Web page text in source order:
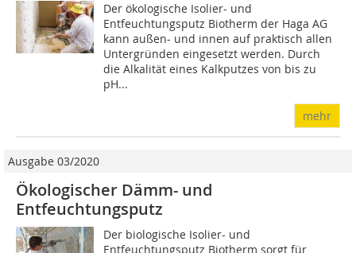
Der ökologische Isolier- und
Entfeuchtungsputz Biotherm der Haga AG
kann außen- und innen auf praktisch allen
Untergründen eingesetzt werden. Durch
die Alkalität eines Kalkputzes von bis zu
pH...
mehr
Ausgabe 03/2020
Ökologischer Dämm- und
Entfeuchtungsputz
Der biologische Isolier- und
Entfeuchtungsputz Biotherm sorgt für